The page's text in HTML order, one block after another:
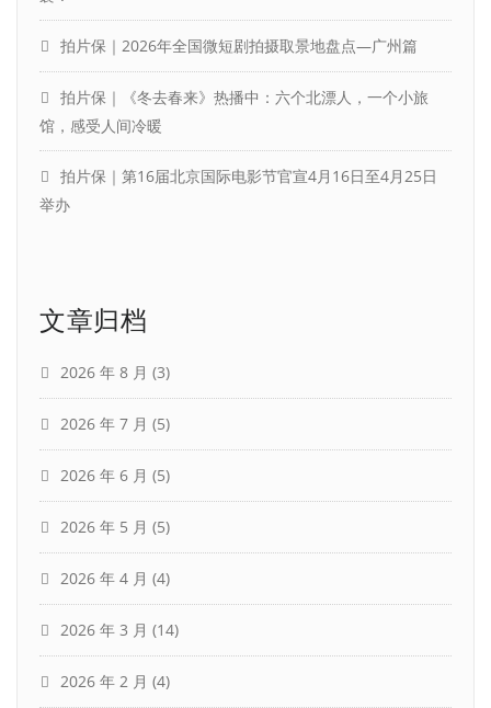
拍片保｜2026年全国微短剧拍摄取景地盘点—广州篇
拍片保｜《冬去春来》热播中：六个北漂人，一个小旅
馆，感受人间冷暖
拍片保｜第16届北京国际电影节官宣4月16日至4月25日
举办
文章归档
2026 年 8 月 (3)
2026 年 7 月 (5)
2026 年 6 月 (5)
2026 年 5 月 (5)
2026 年 4 月 (4)
2026 年 3 月 (14)
2026 年 2 月 (4)